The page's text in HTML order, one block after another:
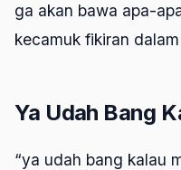
ga akan bawa apa-
kecamuk fikiran
Ya Udah Bang
“ya udah bang kalau